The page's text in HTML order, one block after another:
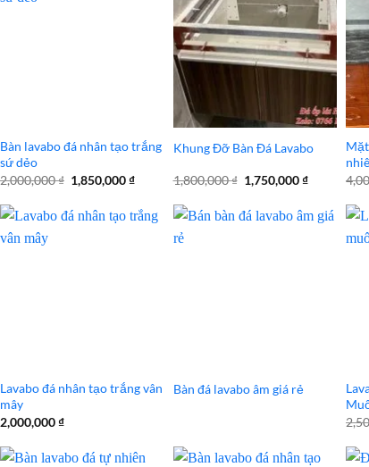
Bàn lavabo đá nhân tạo trắng
sứ dẻo
2,000,000₫ Giá
2,000,000 ₫.
1,850,000₫Giá
là:
1,850,000 ₫.
Khung Đỡ Bàn Đá Lavabo
1,800,000₫ Giá
1,800,000 ₫.
1,750,000₫Giá
là:
1,750,000
Lavabo đá nhân tạo trắng vân
mây
2,000,000₫
Bàn đá lavabo âm giá rẻ